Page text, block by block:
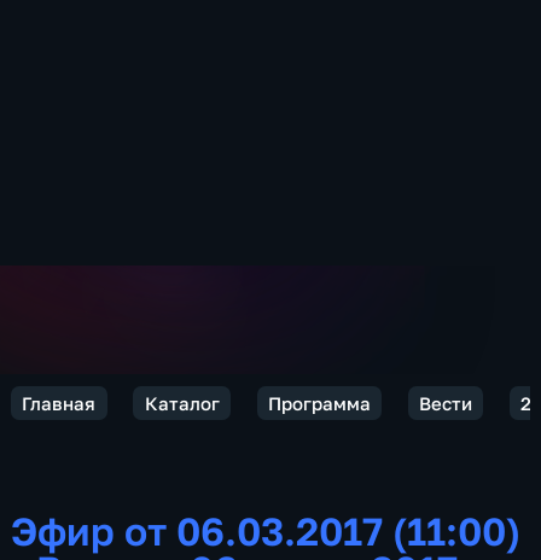
Главная Каталог Программа Вести
Эфир от 06.03.2017 (11:00)